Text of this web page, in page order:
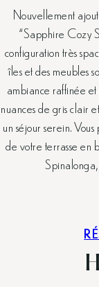
Nouvellement
“Sapphire Cozy
configuration très
îles et des meubles
ambiance raffinée
nuances de gris clair
un séjour serein.
de votre terrasse en